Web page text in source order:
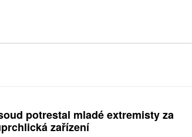
potrestal mladé extremisty za
zařízení